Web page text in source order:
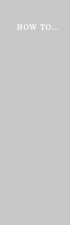
HOW TO…